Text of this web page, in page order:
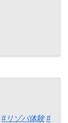
#リゾバ体験 #